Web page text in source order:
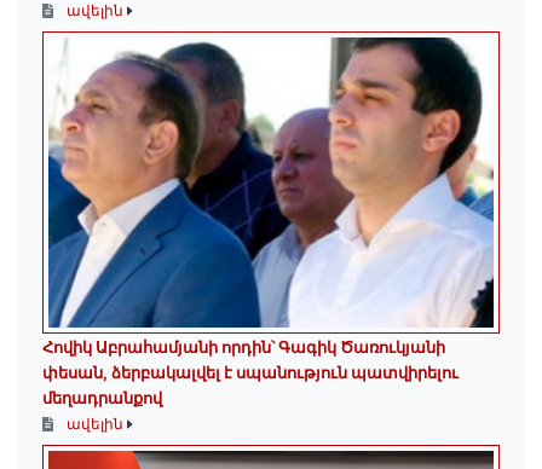
ավելին
Հովիկ Աբրահամյանի որդին՝ Գագիկ Ծառուկյանի
փեսան, ձերբակալվել է սպանություն պատվիրելու
մեղադրանքով
ավելին